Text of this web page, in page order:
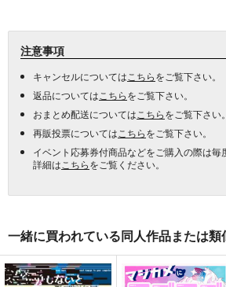
注意事項
キャンセルについては こちらをご覧下さい。
返品については こちらをご覧下さい。
おまとめ配送については こちらをご覧下さい。
再販投票については こちらをご覧下さい。
イベント応募券付商品などをご購入の際は毎
詳細は こちらをご覧ください。
一緒に買われている同人作品または類